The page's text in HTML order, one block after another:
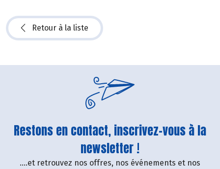
Retour à la liste
Restons en contact, inscrivez-vous à la
newsletter !
....et retrouvez nos offres, nos événements et nos